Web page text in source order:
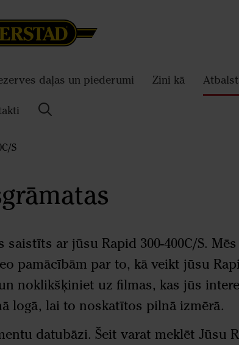
daļas un piederumi Zini kā
S
ar jūsu Rapid 300-400C/S. Mēs
pamācībām par to, kā veikt jūsu
noklikšķiniet uz filmas, kas jūs
logā, lai to noskatītos pilnā izmērā.
datubāzi. Šeit varat meklēt Jūsu